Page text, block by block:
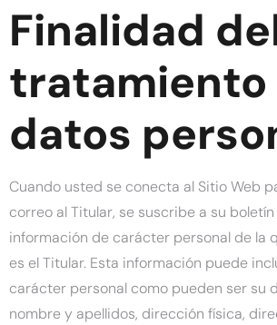
Finalidad
tratamiento
datos
Cuando usted se conecta al Sitio Web
correo al Titular, se suscribe a su
información de carácter personal de la
es el Titular. Esta información puede
carácter personal como pueden ser su
nombre y apellidos, dirección física,